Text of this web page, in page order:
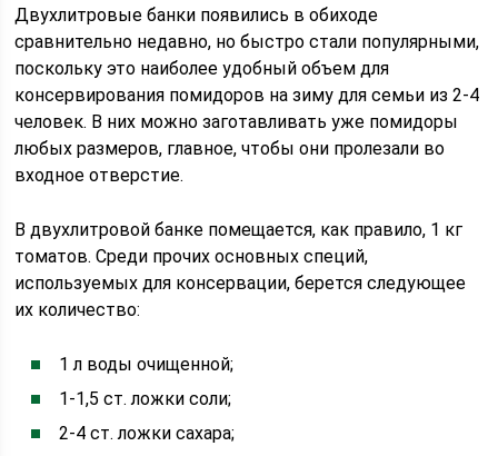
Двухлитровые банки появились в обиходе
сравнительно недавно, но быстро стали популярными,
поскольку это наиболее удобный объем для
консервирования помидоров на зиму для семьи из 2-4
человек. В них можно заготавливать уже помидоры
любых размеров, главное, чтобы они пролезали во
входное отверстие.
В двухлитровой банке помещается, как правило, 1 кг
томатов. Среди прочих основных специй,
используемых для консервации, берется следующее
их количество:
1 л воды очищенной;
1-1,5 ст. ложки соли;
2-4 ст. ложки сахара;